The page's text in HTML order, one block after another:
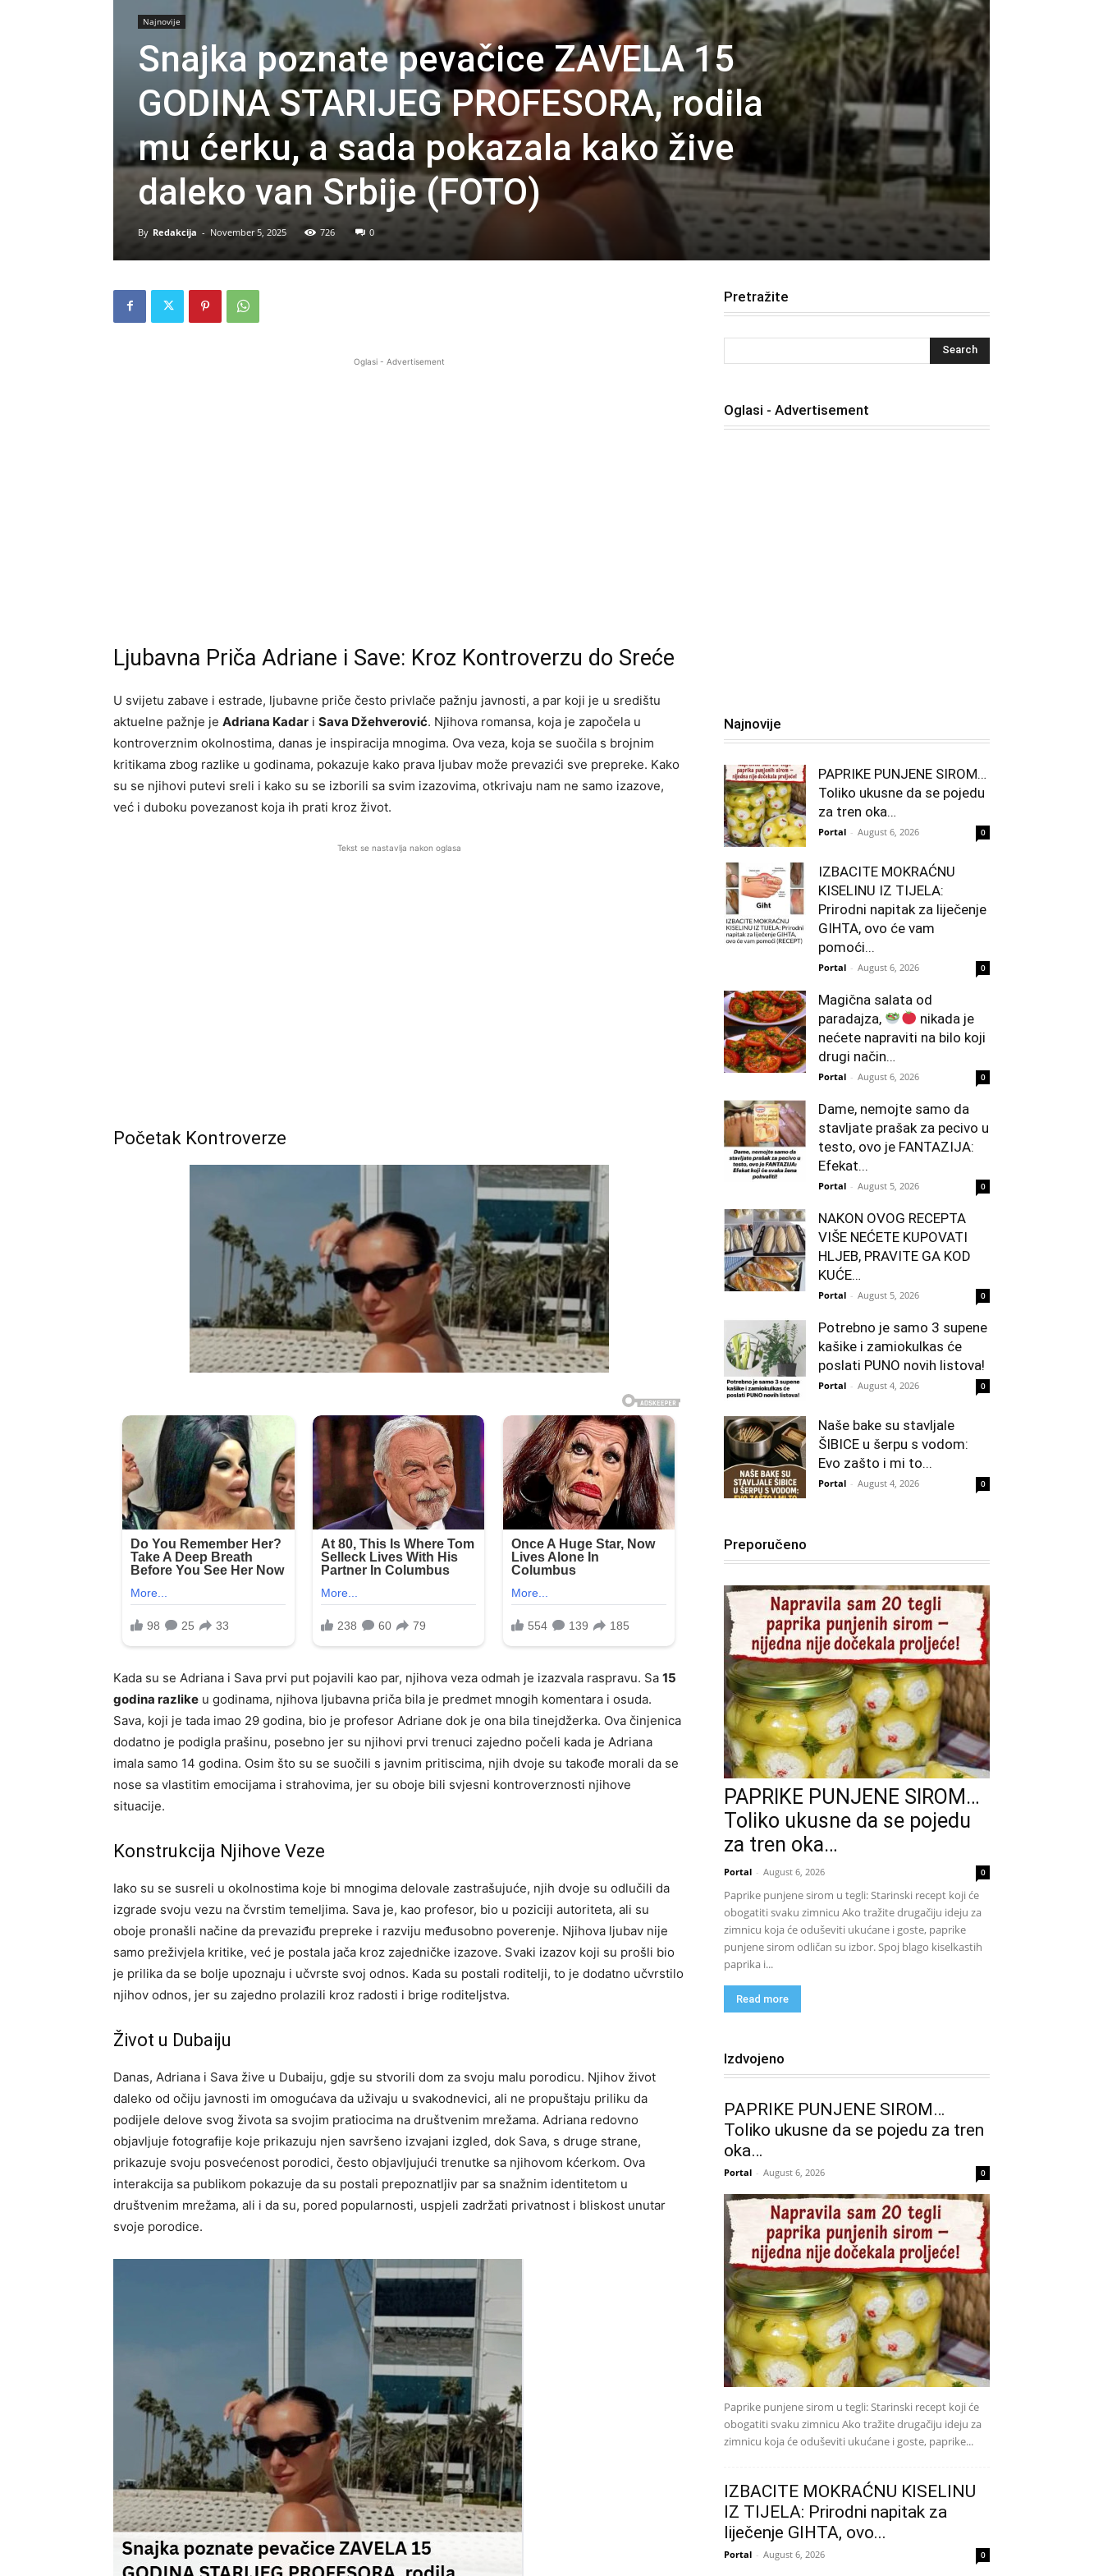
Najnovije
Snajka poznate pevačice ZAVELA 15
GODINA STARIJEG PROFESORA, rodila
mu ćerku, a sada pokazala kako žive
daleko van Srbije (FOTO)
By Redakcija - November 5, 2025 726 0
Oglasi - Advertisement
Ljubavna Priča Adriane i Save: Kroz Kontroverzu do Sreće
U svijetu zabave i estrade, ljubavne priče često privlače pažnju javnosti, a par koji je u središtu
aktuelne pažnje je Adriana Kadar i Sava Džehverović. Njihova romansa, koja je započela u
kontroverznim okolnostima, danas je inspiracija mnogima. Ova veza, koja se suočila s brojnim
kritikama zbog razlike u godinama, pokazuje kako prava ljubav može prevazići sve prepreke. Kako
su se njihovi putevi sreli i kako su se izborili sa svim izazovima, otkrivaju nam ne samo izazove,
već i duboku povezanost koja ih prati kroz život.
Tekst se nastavlja nakon oglasa
Početak Kontroverze
Kada su se Adriana i Sava prvi put pojavili kao par, njihova veza odmah je izazvala raspravu. Sa 15
godina razlike u godinama, njihova ljubavna priča bila je predmet mnogih komentara i osuda.
Sava, koji je tada imao 29 godina, bio je profesor Adriane dok je ona bila tinejdžerka. Ova činjenica
dodatno je podigla prašinu, posebno jer su njihovi prvi trenuci zajedno počeli kada je Adriana
imala samo 14 godina. Osim što su se suočili s javnim pritiscima, njih dvoje su takođe morali da se
nose sa vlastitim emocijama i strahovima, jer su oboje bili svjesni kontroverznosti njihove
situacije.
Konstrukcija Njihove Veze
Iako su se susreli u okolnostima koje bi mnogima delovale zastrašujuće, njih dvoje su odlučili da
izgrade svoju vezu na čvrstim temeljima. Sava je, kao profesor, bio u poziciji autoriteta, ali su
oboje pronašli načine da prevaziđu prepreke i razviju međusobno poverenje. Njihova ljubav nije
samo preživjela kritike, već je postala jača kroz zajedničke izazove. Svaki izazov koji su prošli bio
je prilika da se bolje upoznaju i učvrste svoj odnos. Kada su postali roditelji, to je dodatno učvrstilo
njihov odnos, jer su zajedno prolazili kroz radosti i brige roditeljstva.
Život u Dubaiju
Danas, Adriana i Sava žive u Dubaiju, gdje su stvorili dom za svoju malu porodicu. Njihov život
daleko od očiju javnosti im omogućava da uživaju u svakodnevici, ali ne propuštaju priliku da
podijele delove svog života sa svojim pratiocima na društvenim mrežama. Adriana redovno
objavljuje fotografije koje prikazuju njen savršeno izvajani izgled, dok Sava, s druge strane,
prikazuje svoju posvećenost porodici, često objavljujući trenutke sa njihovom kćerkom. Ova
interakcija sa publikom pokazuje da su postali prepoznatljiv par sa snažnim identitetom u
društvenim mrežama, ali i da su, pored popularnosti, uspjeli zadržati privatnost i bliskost unutar
svoje porodice.
Pretražite
Oglasi - Advertisement
Najnovije
PAPRIKE PUNJENE SIROM…
Toliko ukusne da se pojedu
za tren oka…
Portal - August 6, 2026 0
IZBACITE MOKRAĆNU
KISELINU IZ TIJELA:
Prirodni napitak za liječenje
GIHTA, ovo će vam
pomoći...
Portal - August 6, 2026 0
Magična salata od
paradajza,
nikada je
nećete napraviti na bilo koji
drugi način…
Portal - August 6, 2026 0
Dame, nemojte samo da
stavljate prašak za pecivo u
testo, ovo je FANTAZIJA:
Efekat...
Portal - August 5, 2026 0
NAKON OVOG RECEPTA
VIŠE NEĆETE KUPOVATI
HLJEB, PRAVITE GA KOD
KUĆE…
Portal - August 5, 2026 0
Potrebno je samo 3 supene
kašike i zamiokulkas će
poslati PUNO novih listova!
Portal - August 4, 2026 0
Naše bake su stavljale
ŠIBICE u šerpu s vodom:
Evo zašto i mi to...
Portal - August 4, 2026 0
Preporučeno
PAPRIKE PUNJENE SIROM…
Toliko ukusne da se pojedu
za tren oka…
Portal - August 6, 2026 0
Paprike punjene sirom u tegli: Starinski recept koji će
obogatiti svaku zimnicu Ako tražite drugačiju ideju za
zimnicu koja će oduševiti ukućane i goste, paprike
punjene sirom odličan su izbor. Spoj blago kiselkastih
paprika i...
Read more
Izdvojeno
PAPRIKE PUNJENE SIROM…
Toliko ukusne da se pojedu za tren
oka…
Portal - August 6, 2026 0
Paprike punjene sirom u tegli: Starinski recept koji će
obogatiti svaku zimnicu Ako tražite drugačiju ideju za
zimnicu koja će oduševiti ukućane i goste, paprike...
IZBACITE MOKRAĆNU KISELINU
IZ TIJELA: Prirodni napitak za
liječenje GIHTA, ovo...
Portal - August 6, 2026 0